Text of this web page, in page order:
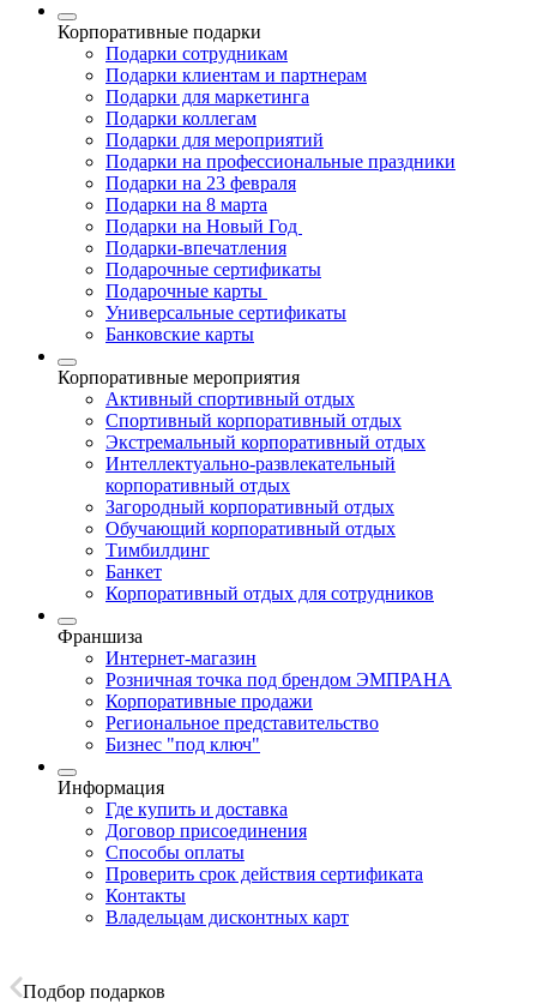
Корпоративные подарки
Подарки сотрудникам
Подарки клиентам и партнерам
Подарки для маркетинга
Подарки коллегам
Подарки для мероприятий
Подарки на профессиональные праздники
Подарки на 23 февраля
Подарки на 8 марта
Подарки на Новый Год
Подарки-впечатления
Подарочные сертификаты
Подарочные карты
Универсальные сертификаты
Банковские карты
Корпоративные мероприятия
Активный спортивный отдых
Спортивный корпоративный отдых
Экстремальный корпоративный отдых
Интеллектуально-развлекательный
корпоративный отдых
Загородный корпоративный отдых
Обучающий корпоративный отдых
Тимбилдинг
Банкет
Корпоративный отдых для сотрудников
Франшиза
Интернет-магазин
Розничная точка под брендом ЭМПРАНА
Корпоративные продажи
Региональное представительство
Бизнес "под ключ"
Информация
Где купить и доставка
Договор присоединения
Способы оплаты
Проверить срок действия сертификата
Контакты
Владельцам дисконтных карт
Подбор подарков